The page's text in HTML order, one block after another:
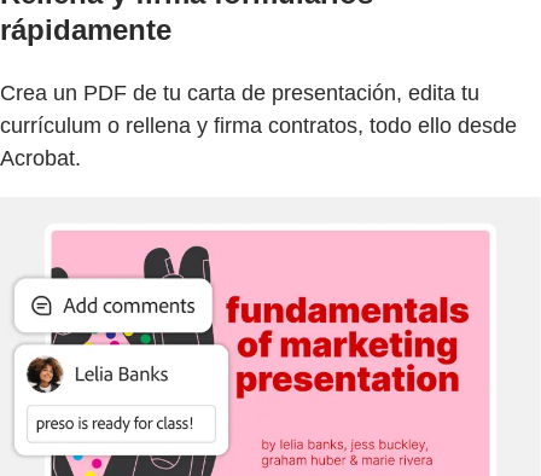
rápidamente
Crea un PDF de tu carta de presentación, edita tu
currículum o rellena y firma contratos, todo ello desde
Acrobat.